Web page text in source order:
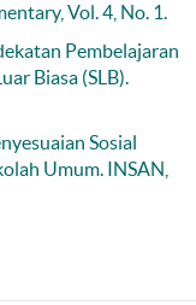
Vol. 4, No. 1.
Pembelajaran
Biasa (SLB).
Sosial
Umum. INSAN,